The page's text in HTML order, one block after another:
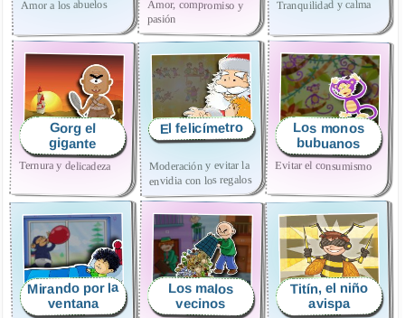
Amor a los abuelos Amor, compromiso y
pasión
Tranquilidad y calma
Gorg el
gigante
Ternura y delicadeza
El felicímetro
Moderación y evitar la
envidia con los regalos
Los monos
bubuanos
Evitar el consumismo
Mirando por la
ventana
Los malos
vecinos
Titín, el niño
avispa